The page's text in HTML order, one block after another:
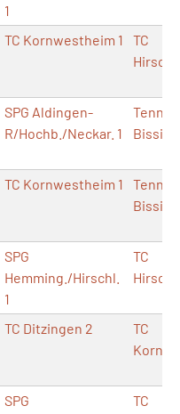
1
TC Kornwestheim 1
TC
SPG Aldingen-
R/Hochb./Neckar. 1
TC Kornwestheim 1
SPG
Hemming./Hirschl.
1
TC
TC Ditzingen 2
TC
SPG
TC